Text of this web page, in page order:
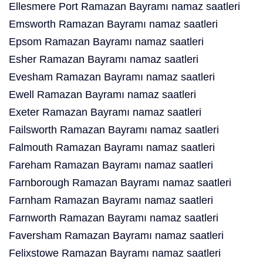
Ellesmere Port Ramazan Bayramı namaz saatleri
Emsworth Ramazan Bayramı namaz saatleri
Epsom Ramazan Bayramı namaz saatleri
Esher Ramazan Bayramı namaz saatleri
Evesham Ramazan Bayramı namaz saatleri
Ewell Ramazan Bayramı namaz saatleri
Exeter Ramazan Bayramı namaz saatleri
Failsworth Ramazan Bayramı namaz saatleri
Falmouth Ramazan Bayramı namaz saatleri
Fareham Ramazan Bayramı namaz saatleri
Farnborough Ramazan Bayramı namaz saatleri
Farnham Ramazan Bayramı namaz saatleri
Farnworth Ramazan Bayramı namaz saatleri
Faversham Ramazan Bayramı namaz saatleri
Felixstowe Ramazan Bayramı namaz saatleri